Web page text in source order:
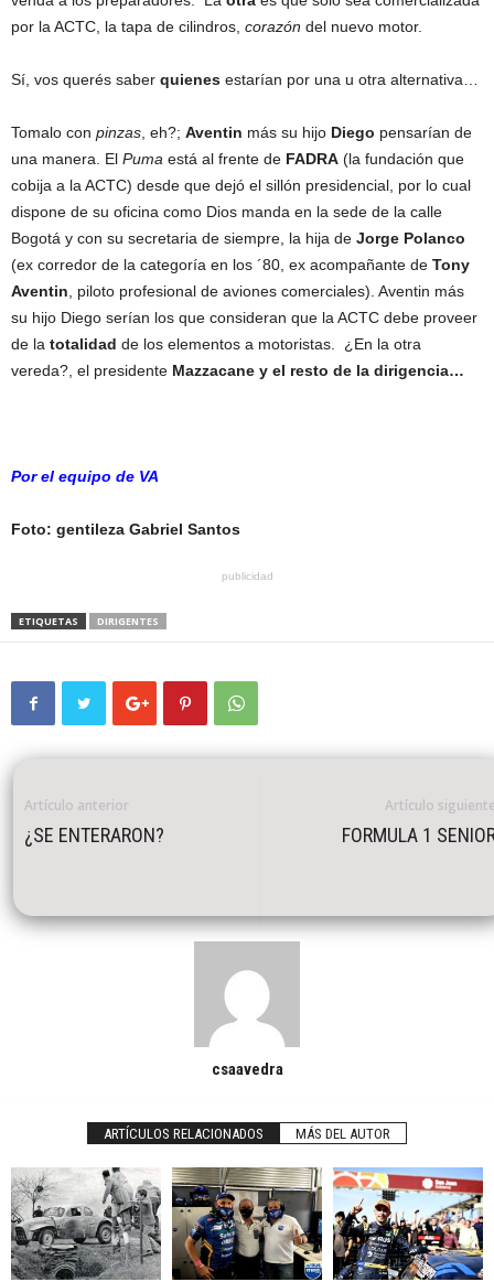
por la ACTC, la tapa de cilindros, corazón del nuevo motor.
Sí, vos querés saber quienes estarían por una u otra alternativa…
Tomalo con pinzas , eh?; Aventin más su hijo Diego pensarían de
una manera. El Puma está al frente de FADRA (la fundación que
cobija a la ACTC) desde que dejó el sillón presidencial, por lo cual
dispone de su oficina como Dios manda en la sede de la calle
Bogotá y con su secretaria de siempre, la hija de Jorge Polanco
(ex corredor de la categoría en los ´80, ex acompañante de Tony
Aventin , piloto profesional de aviones comerciales). Aventin más
su hijo Diego serían los que consideran que la ACTC debe proveer
de la totalidad de los elementos a motoristas. ¿En la otra
vereda?, el presidente Mazzacane y el resto de la dirigencia…
Por el equipo de VA
Foto: gentileza Gabriel Santos
publicidad
ETIQUETAS DIRIGENTES
Artículo anterior
¿SE ENTERARON?
Artículo
FORMULA 1
csaavedra
ARTÍCULOS RELACIONADOS MÁS DEL AUTOR